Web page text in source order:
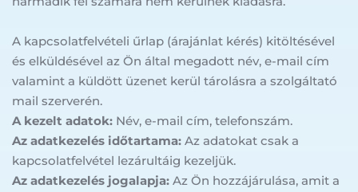
A kapcsolatfelvételi űrlap (árajánlat kérés) kitöltésével
és elküldésével az Ön által megadott név, e-mail cím
valamint a küldött üzenet kerül tárolásra a szolgáltató
mail szerverén.
A kezelt adatok: Név, e-mail cím, telefonszám.
Az adatkezelés időtartama: Az adatokat csak a
kapcsolatfelvétel lezárultáig kezeljük.
Az adatkezelés jogalapja: Az Ön hozzájárulása, amit a